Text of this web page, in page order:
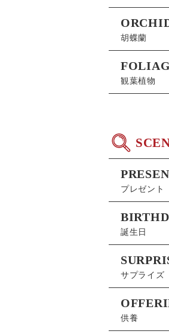
胡蝶蘭
観葉植物
プレゼント
誕生日
サプライズ
供養